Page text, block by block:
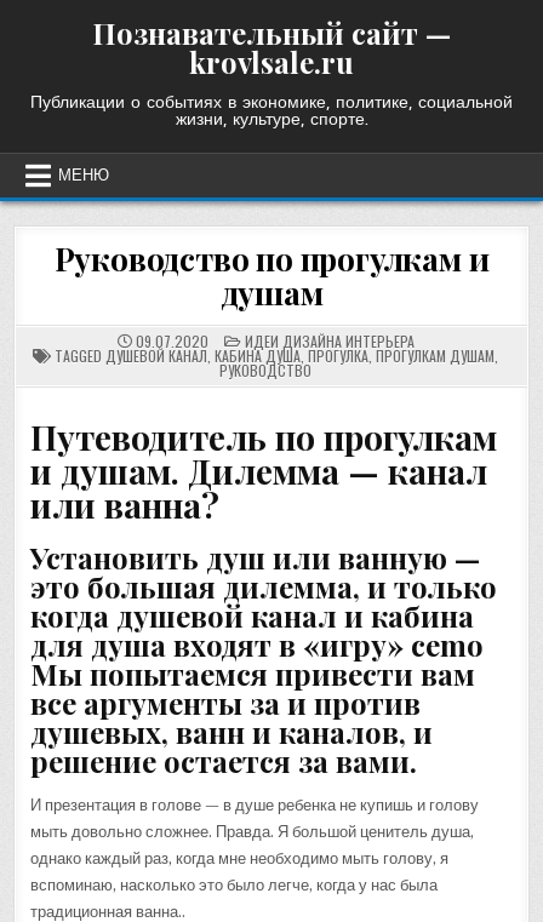
Познавательный сайт —
krovlsale.ru
Публикации о событиях в экономике, политике, социальной
жизни, культуре, спорте.
МЕНЮ
Руководство по прогулкам и
душам
09.07.2020 POSTED
IN
ИДЕИ ДИЗАЙНА ИНТЕРЬЕРА
TAGGED ДУШЕВОЙ КАНАЛ КАБИНА ДУША ПРОГУЛКА ПРОГУЛКАМ ДУШАМ
РУКОВОДСТВО
Путеводитель по прогулкам
и душам. Дилемма — канал
или ванна?
Установить душ или ванную —
это большая дилемма, и только
когда душевой канал и кабина
для душа входят в «игру» cemo
Мы попытаемся привести вам
все аргументы за и против
душевых, ванн и каналов, и
решение остается за вами.
И презентация в голове — в душе ребенка не купишь и голову
мыть довольно сложнее. Правда. Я большой ценитель душа,
однако каждый раз, когда мне необходимо мыть голову, я
вспоминаю, насколько это было легче, когда у нас была
традиционная ванна..